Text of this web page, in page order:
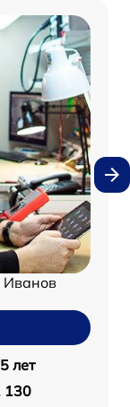
Иванов
5 лет
130